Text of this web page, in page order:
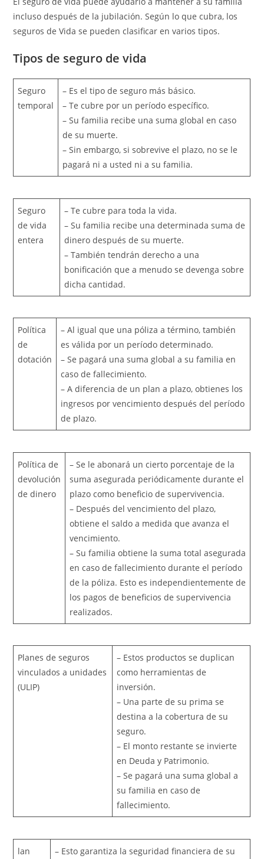
incluso después de la jubilación. Según lo que cubra, los
seguros de Vida se pueden clasificar en varios tipos.
Tipos de seguro de vida
Seguro
temporal
– Es el tipo de seguro más básico.
– Te cubre por un período específico.
– Su familia recibe una suma global en caso
de su muerte.
– Sin embargo, si sobrevive el plazo, no se le
pagará ni a usted ni a su familia.
Seguro
de vida
entera
– Te cubre para toda la vida.
– Su familia recibe una determinada suma de
dinero después de su muerte.
– También tendrán derecho a una
bonificación que a menudo se devenga sobre
dicha cantidad.
Política
de
dotación
– Al igual que una póliza a término, también
es válida por un período determinado.
– Se pagará una suma global a su familia en
caso de fallecimiento.
– A diferencia de un plan a plazo, obtienes los
ingresos por vencimiento después del período
de plazo.
Política de
devolución
de dinero
– Se le abonará un cierto porcentaje de la
suma asegurada periódicamente durante el
plazo como beneficio de supervivencia.
– Después del vencimiento del plazo,
obtiene el saldo a medida que avanza el
vencimiento.
– Su familia obtiene la suma total asegurada
en caso de fallecimiento durante el período
de la póliza. Esto es independientemente de
los pagos de beneficios de supervivencia
realizados.
Planes de seguros
vinculados a unidades
(ULIP)
– Estos productos se duplican
como herramientas de
inversión.
– Una parte de su prima se
destina a la cobertura de su
seguro.
– El monto restante se invierte
en Deuda y Patrimonio.
– Se pagará una suma global a
su familia en caso de
fallecimiento.
lan
– Esto garantiza la seguridad financiera de su